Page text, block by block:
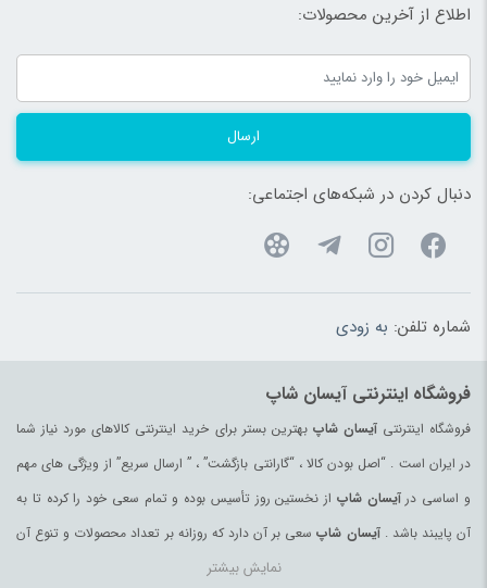
اطلاع از آخرین محصولات:
ارسال
دنبال کردن در شبکه‌های اجتماعی:
شماره تلفن: به زودی
فروشگاه اینترنتی آیسان شاپ
فروشگاه اینترنتیآیسان شاپبهترین بستر برای خرید اینترنتی کالاهای مورد نیاز شما
در ایران است . “اصل بودن کالا ، “گارانتی بازگشت” ، ” ارسال سریع” از ویژگی های مهم
و اساسی درآیسان شاپ از نخستین روز تأسیس بوده و تمام سعی خود را کرده تا به
آن پایبند باشد .آیسان شاپ سعی بر آن دارد که روزانه بر تعداد محصولات و تنوع آن
بیفزاید تا بتواند نیاز همه ی افراد با هر نوع سلیقه را در خرید محصولات اینترنتی مرتفع
نمایش بیشتر